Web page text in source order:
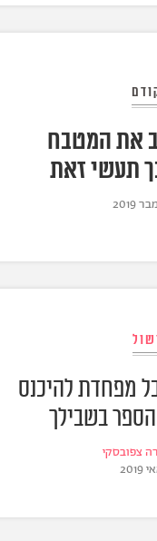
את המטבח
תעשי זאת
מפחדת להיכנס
בשבילך
צפובסקי